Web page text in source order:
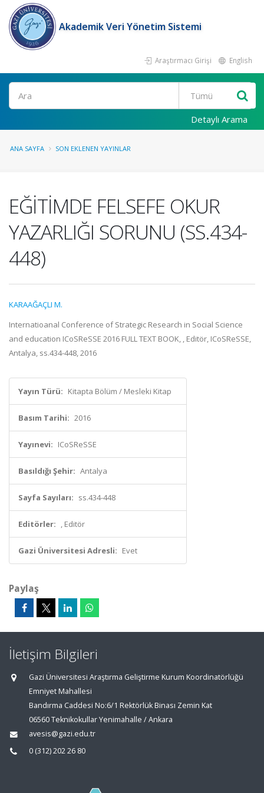
Akademik Veri Yönetim Sistemi
Araştırmacı Girişi English
Ara
Detaylı Arama
ANA SAYFA SON EKLENEN YAYINLAR
EĞİTİMDE FELSEFE OKUR
YAZARLIĞI SORUNU (SS.434-
448)
KARAAĞAÇLI M.
Internatioanal Conference of Strategic Research in Social Science
and education ICoSReSSE 2016 FULL TEXT BOOK, , Editör, ICoSReSSE,
Antalya, ss.434-448, 2016
Yayın Türü: Kitapta Bölüm / Mesleki Kitap
Basım Tarihi: 2016
Yayınevi: ICoSReSSE
Basıldığı Şehir: Antalya
Sayfa Sayıları: ss.434-448
Editörler: , Editör
Gazi Üniversitesi Adresli: Evet
Paylaş
İletişim Bilgileri
Gazi Üniversitesi Araştırma Geliştirme Kurum Koordinatörlüğü
Emniyet Mahallesi
Bandırma Caddesi No:6/1 Rektörlük Binası Zemin Kat
06560 Teknikokullar Yenimahalle / Ankara
avesis@gazi.edu.tr
0 (312) 202 26 80